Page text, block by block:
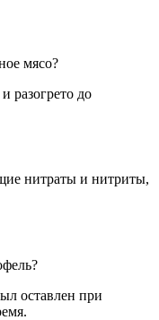
мясо?
разогрето до
нитраты и нитриты,
оставлен при